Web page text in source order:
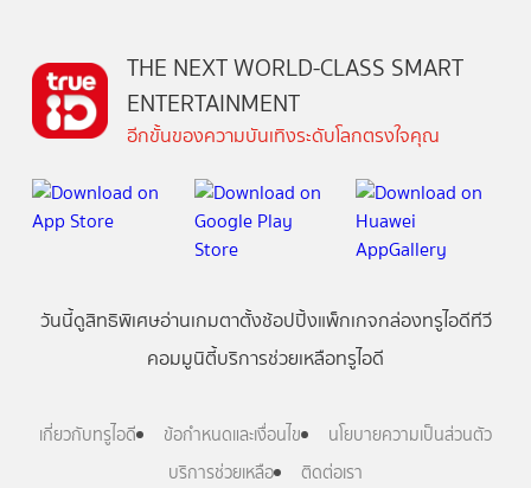
THE NEXT WORLD-CLASS SMART
ENTERTAINMENT
อีกขั้นของความบันเทิงระดับโลกตรงใจคุณ
วันนี้ดูสิทธิพิเศษอ่านเกมตาตั้งช้อปปิ้งแพ็กเกจกล่องทรูไอดีทีวี
คอมมูนิตี้บริการช่วยเหลือทรูไอดี
เกี่ยวกับทรูไอดี ข้อกำหนดและเงื่อนไข
นโยบายความเป็นส่วนตัว
บริการช่วยเหลือ
ติดต่อเรา